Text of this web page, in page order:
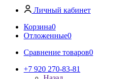
Личный кабинет
Корзина0
Отложенные0
Сравнение товаров0
+7 920 270-83-81